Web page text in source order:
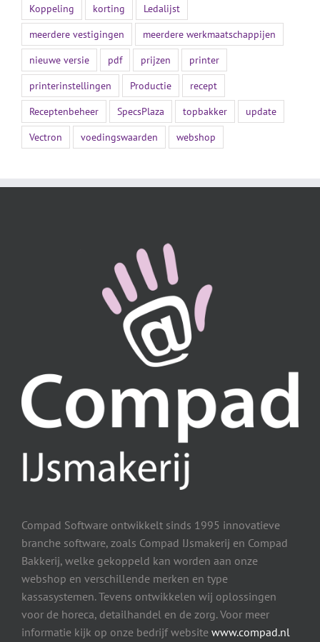
Koppeling korting
Ledalijst
meerdere vestigingen
meerdere werkmaatschappijen
nieuwe versie
pdf prijzen
printer
printerinstellingen
Productie
recept
Receptenbeheer
SpecsPlaza topbakker
update
Vectron
voedingswaarden webshop
Compad Software ontwikkelt sinds 1995 innovatieve
branche software, zoals Compad IJsmakerij en Compad
Bakkerij, welke gekoppeld kan worden aan onze
webshop en verschillende merken en type
kassasystemen. Tevens ontwikkelen wij oplossingen
voor de horeca, detailhandel en de zorg. Voor meer
informatie kijk op onze bedrijf website www.compad.nl